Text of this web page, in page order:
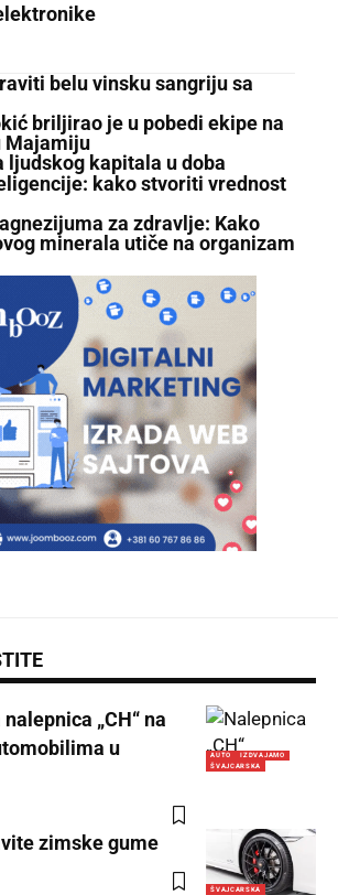
belu vinsku sangriju sa
briljirao je u pobedi ekipe na
Majamiju
ljudskog kapitala u doba
kako stvoriti vrednost
za zdravlje: Kako
minerala utiče na organizam
AUTO
IZDVAJAMO
ŠVAJCARSKA
„CH“ na
u
ŠVAJCARSKA
zimske gume